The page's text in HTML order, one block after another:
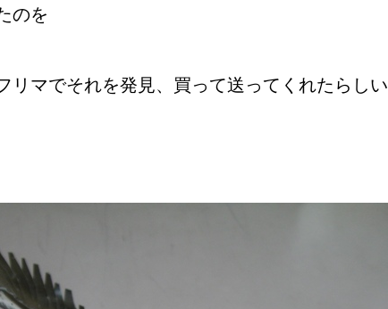
のを
リマでそれを発見、買って送ってくれたらしい